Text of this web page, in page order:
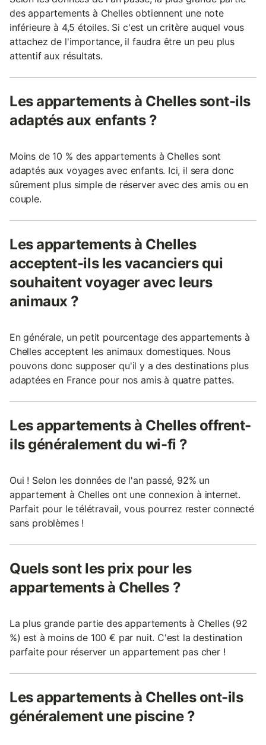
des appartements à Chelles obtiennent une note
inférieure à 4,5 étoiles. Si c'est un critère auquel vous
attachez de l'importance, il faudra être un peu plus
attentif aux résultats.
Les appartements à Chelles sont-ils
adaptés aux enfants ?
Moins de 10 % des appartements à Chelles sont
adaptés aux voyages avec enfants. Ici, il sera donc
sûrement plus simple de réserver avec des amis ou en
couple.
Les appartements à Chelles
acceptent-ils les vacanciers qui
souhaitent voyager avec leurs
animaux ?
En générale, un petit pourcentage des appartements à
Chelles acceptent les animaux domestiques. Nous
pouvons donc supposer qu'il y a des destinations plus
adaptées en France pour nos amis à quatre pattes.
Les appartements à Chelles offrent-
ils généralement du wi-fi ?
Oui ! Selon les données de l'an passé, 92% un
appartement à Chelles ont une connexion à internet.
Parfait pour le télétravail, vous pourrez rester connecté
sans problèmes !
Quels sont les prix pour les
appartements à Chelles ?
La plus grande partie des appartements à Chelles (92
%) est à moins de 100 € par nuit. C'est la destination
parfaite pour réserver un appartement pas cher !
Les appartements à Chelles ont-ils
généralement une piscine ?